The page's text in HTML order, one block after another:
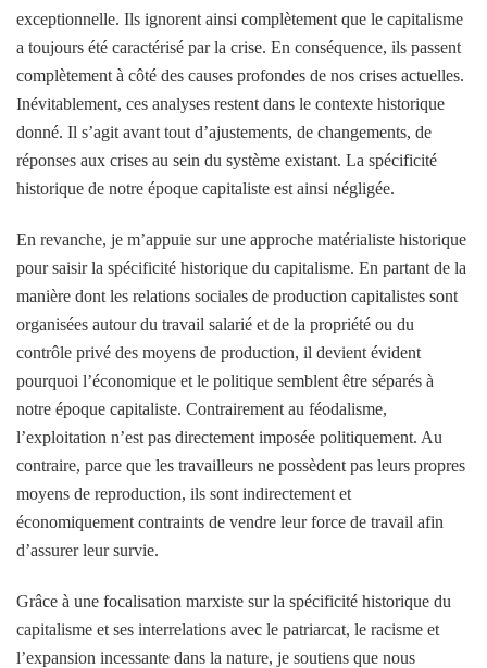
exceptionnelle. Ils ignorent ainsi complètement que le capitalisme
a toujours été caractérisé par la crise. En conséquence, ils passent
complètement à côté des causes profondes de nos crises actuelles.
Inévitablement, ces analyses restent dans le contexte historique
donné. Il s’agit avant tout d’ajustements, de changements, de
réponses aux crises au sein du système existant. La spécificité
historique de notre époque capitaliste est ainsi négligée.
En revanche, je m’appuie sur une approche matérialiste historique
pour saisir la spécificité historique du capitalisme. En partant de la
manière dont les relations sociales de production capitalistes sont
organisées autour du travail salarié et de la propriété ou du
contrôle privé des moyens de production, il devient évident
pourquoi l’économique et le politique semblent être séparés à
notre époque capitaliste. Contrairement au féodalisme,
l’exploitation n’est pas directement imposée politiquement. Au
contraire, parce que les travailleurs ne possèdent pas leurs propres
moyens de reproduction, ils sont indirectement et
économiquement contraints de vendre leur force de travail afin
d’assurer leur survie.
Grâce à une focalisation marxiste sur la spécificité historique du
capitalisme et ses interrelations avec le patriarcat, le racisme et
l’expansion incessante dans la nature, je soutiens que nous